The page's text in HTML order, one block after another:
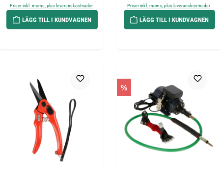
Priser inkl. moms, plus leveranskostnader
LÄGG TILL I KUNDVAGNEN
Priser inkl. moms, plus leveranskostnader
LÄGG TILL I KUNDVAGNEN
%